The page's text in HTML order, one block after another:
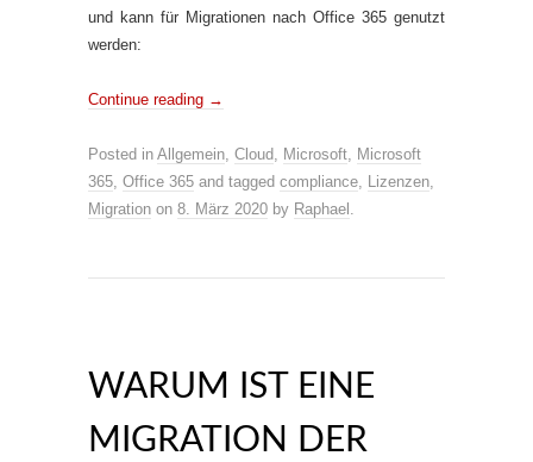
und kann für Migrationen nach Office 365 genutzt
werden:
Continue reading →
Posted in Allgemein, Cloud, Microsoft, Microsoft
365, Office 365 and tagged compliance, Lizenzen,
Migration on 8. März 2020 by Raphael .
WARUM IST EINE
MIGRATION DER